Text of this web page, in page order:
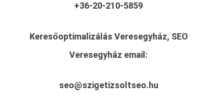
+36-20-210-5859
Keresőoptimalizálás Veresegyház, SEO
Veresegyház email:
seo@szigetizsoltseo.hu